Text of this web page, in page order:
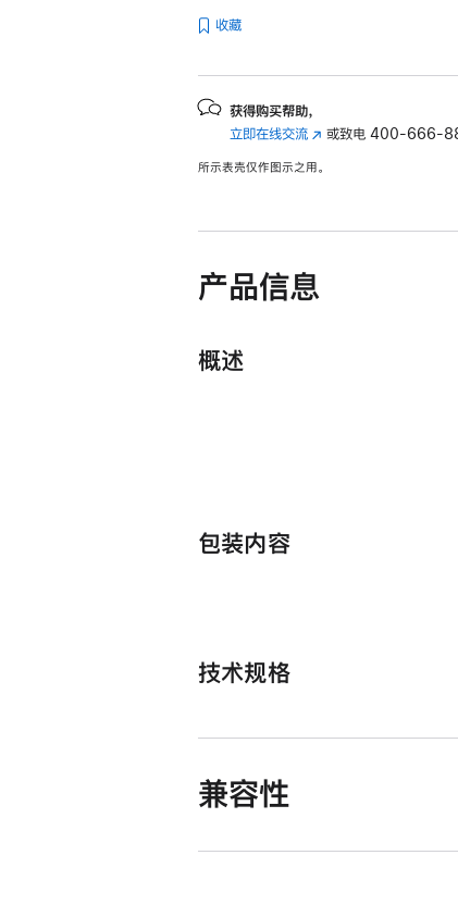
收藏
获得购买帮助，
立即在线交流 (在 或致电400-666-
所示表壳仅作图示之用。
产品信息
概述
包装内容
技术规格
兼容性